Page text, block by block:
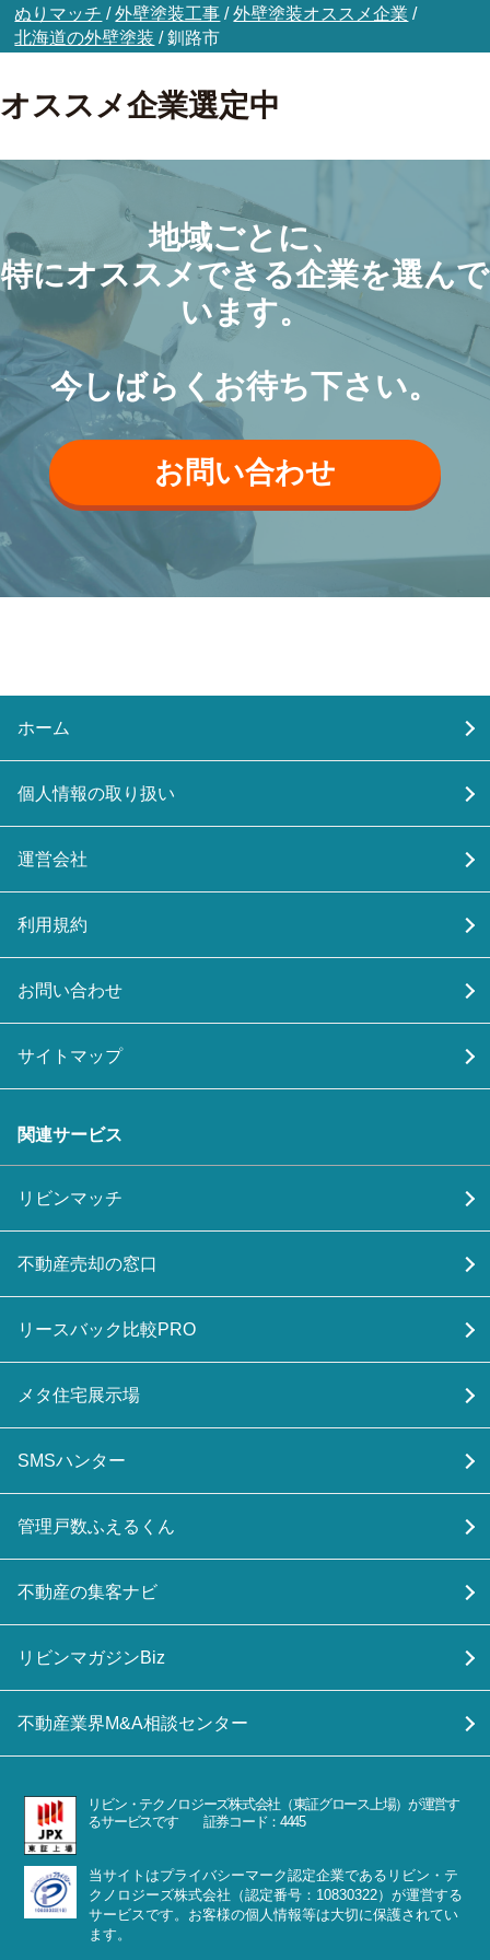
ぬりマッチ /外壁塗装工事 /外壁塗装オススメ企業 /
北海道の外壁塗装 /釧路市
オススメ企業選定中
地域ごとに、
特にオススメできる企業を選んで
います。
今しばらくお待ち下さい。
お問い合わせ
ホーム
個人情報の取り扱い
運営会社
利用規約
お問い合わせ
サイトマップ
関連サービス
リビンマッチ
不動産売却の窓口
リースバック比較PRO
メタ住宅展示場
SMSハンター
管理戸数ふえるくん
不動産の集客ナビ
リビンマガジンBiz
不動産業界M&A相談センター
リビン・テクノロジーズ株式会社（東証グロース上場）が運営す
るサービスです 証券コード：4445
当サイトはプライバシーマーク認定企業であるリビン・テ
クノロジーズ株式会社（認定番号：10830322）が運営する
サービスです。お客様の個人情報等は大切に保護されてい
ます。